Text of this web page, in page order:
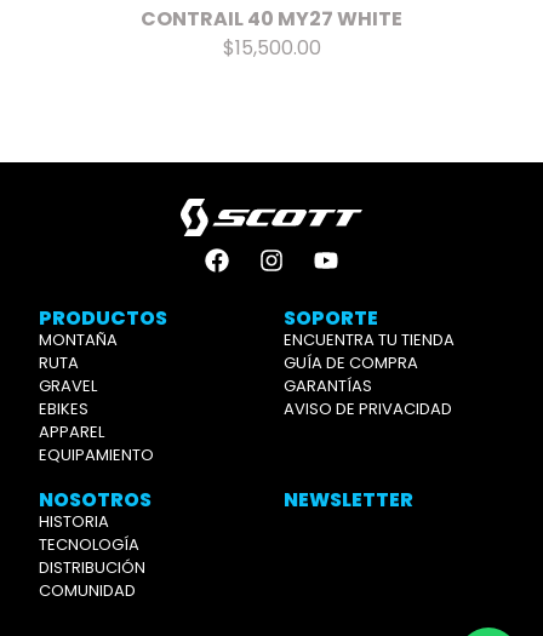
CONTRAIL 40 MY27 WHITE
$15,500.00
PRODUCTOS
MONTAÑA
RUTA
GRAVEL
EBIKES
APPAREL
EQUIPAMIENTO
SOPORTE
ENCUENTRA TU TIENDA
GUÍA DE COMPRA
GARANTÍAS
AVISO DE PRIVACIDAD
NOSOTROS
HISTORIA
TECNOLOGÍA
DISTRIBUCIÓN
COMUNIDAD
NEWSLETTER